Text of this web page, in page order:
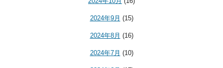
2024年9月 (15)
2024年8月 (16)
2024年7月 (10)